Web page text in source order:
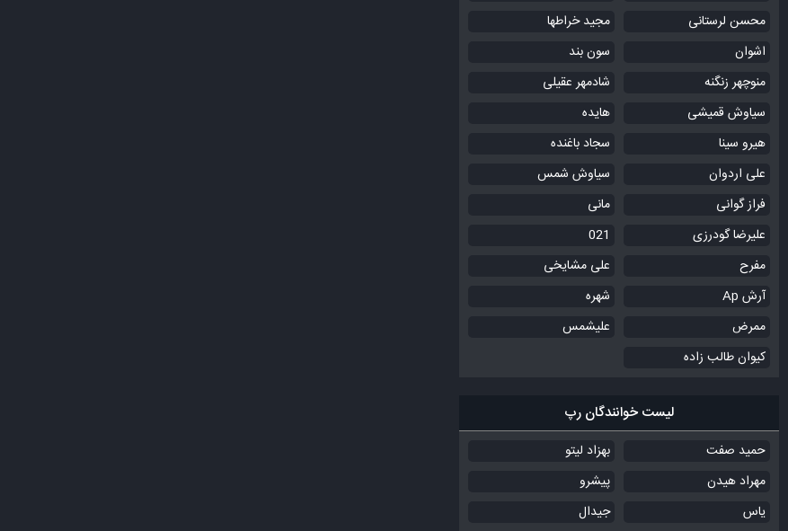
محسن لرستانی
مجید خراطها
اشوان
سون بند
منوچهر زنگنه
شادمهر عقیلی
سیاوش قمیشی
هایده
هیرو سینا
سجاد باغنده
علی اردوان
سیاوش شمس
فراز گوانی
مانی
علیرضا گودرزی
021
مفرح
علی مشایخی
آرش Ap
شهره
ممرض
علیشمس
کیوان طالب زاده
لیست خوانندگان رپ
حمید صفت
بهزاد لیتو
مهراد هیدن
پیشرو
یاس
جیدال